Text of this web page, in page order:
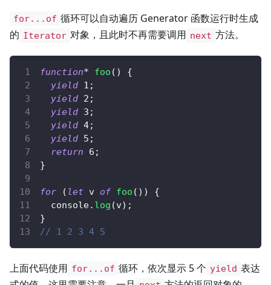
for...of 循环可以自动遍历 Generator 函数运行时生成
的 Iterator 对象，且此时不再需要调用 next 方法。
function* foo ( )
{
yield 1 ;
yield 2 ;
yield 3 ;
yield 4;
yield 5 ;
return
6 ;
}
for ( let v of foo ( ) )
{
console. log (v) ;
}
// 1 2 3 4 5
上面代码使用 for...of 循环，依次显示 5 个 yield 表达